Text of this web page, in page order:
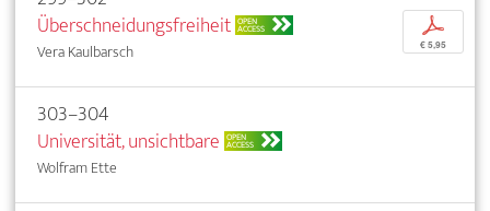
Überschneidungsfreiheit OPEN
ACCESS
Vera Kaulbarsch
p
€ 5,95
303–304
Universität, unsichtbare OPEN
ACCESS
Wolfram Ette